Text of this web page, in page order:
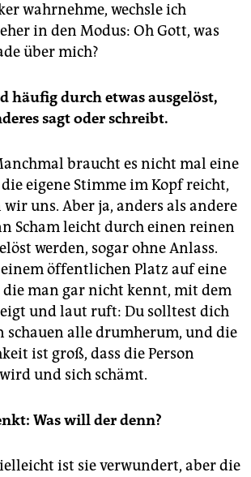
wahrnehme, wechsle ich
in den Modus: Oh Gott, was
über mich?
häufig durch etwas ausgelöst,
sagt oder schreibt.
braucht es nicht mal eine
eigene Stimme im Kopf reicht,
wir uns. Aber ja, anders als andere
Scham leicht durch einen reinen
werden, sogar ohne Anlass.
öffentlichen Platz auf eine
die man gar nicht kennt, mit dem
und laut ruft: Du solltest dich
schauen alle drumherum, und die
ist groß, dass die Person
und sich schämt.
Was will der denn?
ist sie verwundert, aber die